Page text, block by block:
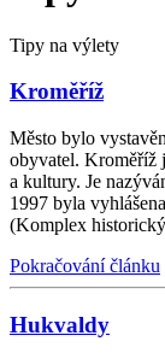
Tipy na výlety
Kroměříž
Město bylo
obyvatel. Kroměříž
a kultury. Je
1997 byla
(Komplex
Pokračování článku
Hukvaldy